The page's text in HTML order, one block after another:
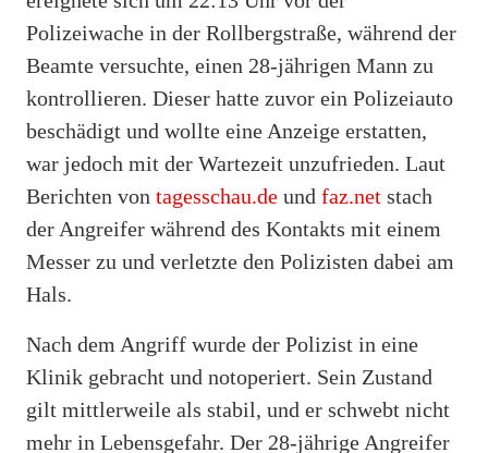
Polizeiwache in der Rollbergstraße, während der
Beamte versuchte, einen 28-jährigen Mann zu
kontrollieren. Dieser hatte zuvor ein Polizeiauto
beschädigt und wollte eine Anzeige erstatten,
war jedoch mit der Wartezeit unzufrieden. Laut
Berichten von tagesschau.de und faz.net stach
der Angreifer während des Kontakts mit einem
Messer zu und verletzte den Polizisten dabei am
Hals.
Nach dem Angriff wurde der Polizist in eine
Klinik gebracht und notoperiert. Sein Zustand
gilt mittlerweile als stabil, und er schwebt nicht
mehr in Lebensgefahr. Der 28-jährige Angreifer